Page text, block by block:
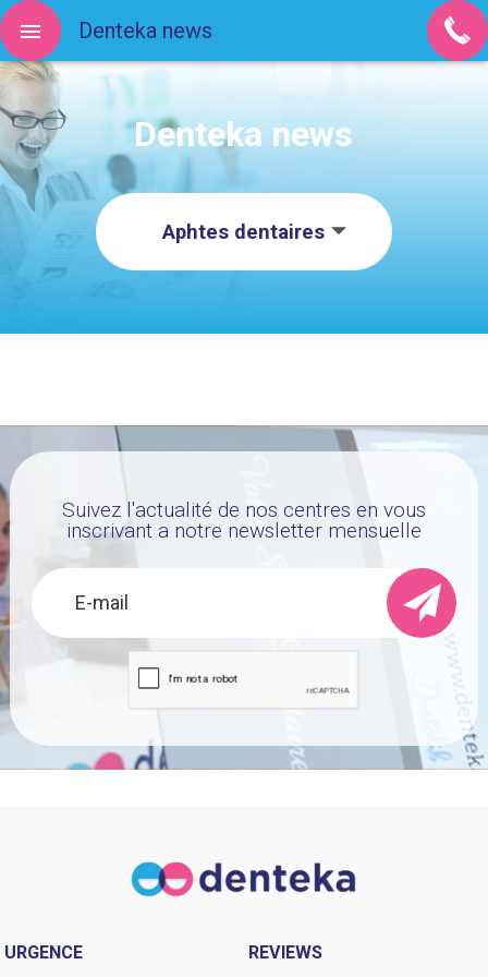
Denteka news
Aphtes dentaires
Suivez l'actualité de nos centres en vous
inscrivant a notre newsletter mensuelle
URGENCE REVIEWS
Denteka news